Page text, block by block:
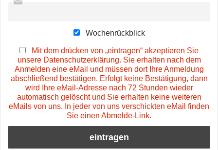
Wochenrückblick
Mit dem drücken von „eintragen“ akzeptieren Sie
unsere Datenschutzerklärung. Sie erhalten nach dem
Anmelden eine eMail und müssen dort Ihre Anmeldung
abschließend bestätigen. Erfolgt keine Bestätigung, dann
wird Ihre eMail-Adresse nach 72 Stunden wieder
automatisch gelöscht und Sie erhalten keine weiteren
eMails von uns. In jeder von uns verschickten eMail finden
Sie einen Abmelde-Link.